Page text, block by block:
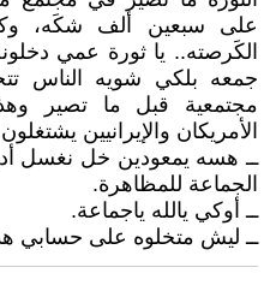
على سبعين ألف شكَه،
الكَرصته.. يا ثورة عمي
جمعه بلكي شويه الناس
مجتمعية قبل ما تصير
الأمريكان والإيرانيين
ــ هسه يمعودين خل نغسل
الجماعة للمظاهرة.
ــ أوكي يالله ياجماعة.
ــ ليش متخلوه على حسابي